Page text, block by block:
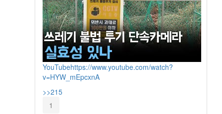
YouTubehttps://www.youtube.com/watch?
v=HYW_mEpcxnA
>>215
1